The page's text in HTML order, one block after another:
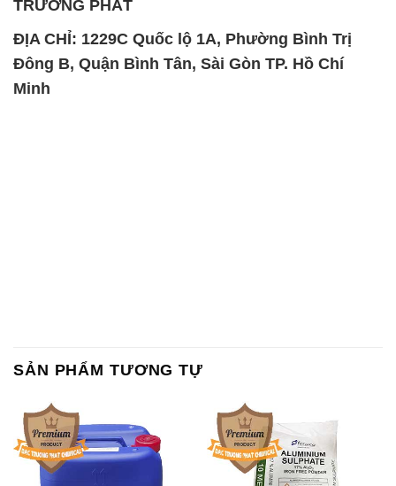
TRƯỜNG PHÁT
ĐỊA CHỈ: 1229C Quốc lộ 1A, Phường Bình Trị
Đông B, Quận Bình Tân, Sài Gòn TP. Hồ Chí
Minh
SẢN PHẨM TƯƠNG TỰ